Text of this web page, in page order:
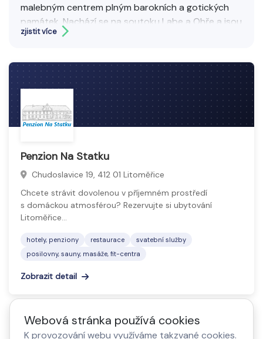
Webová stránka používá cookies
K provozování webu využíváme takzvané cookies.
malebným centrem plným barokních a gotických
památek. Nachází se na soutoku Labe a Ohře a jsou
známé také vinařstvím a tradičními jarmarky.
organizaci svatebního dne podle přání
snoubenců. Patří sem plánování, výzdoba, catering,
fotografování, hudba, koordinace i pronájem
prostoru. Cílem je vytvořit nezapomenutelný
zážitek, který proběhne hladce a bez starostí, s
zjistit více
Penzion Na Statku
Chudoslavice 19, 412 01 Litoměřice
Chcete strávit dovolenou v příjemném prostředí
s domáckou atmosférou? Rezervujte si ubytování
Litoměřice…
hotely, penziony restaurace
svatební služby
posilovny, sauny, masáže, fit-centra
Zobrazit detail